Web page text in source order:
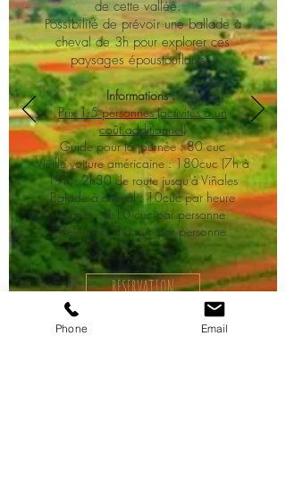
de cette vallée.
Possibilité de prévoir une ballade à
cheval de 3h pour explorer ces
paysages époustouflants.
Informations :
Prix 1-5 personnes (activités à un
coût additionnel)
Guide pour la journée : 80 cuc
Vieille voiture américaine : 180cuc (7h à
19h) - 2h30 de route jusqu'à Viñales
Balade à cheval : 10cuc par heure
Caves : 8-10 cuc par personne
Déjeuner : 10 cuc par personne
RESERVATION
Phone Email